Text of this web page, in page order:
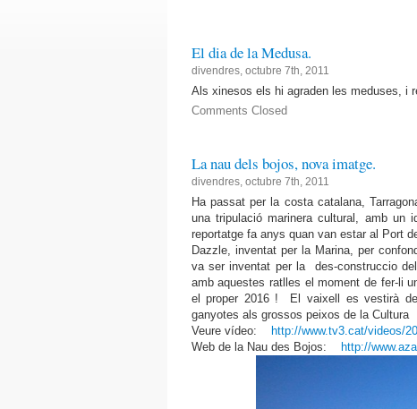
El dia de la Medusa.
divendres, octubre 7th, 2011
Als xinesos els hi agraden les meduses, i
Comments Closed
La nau dels bojos, nova imatge.
divendres, octubre 7th, 2011
Ha passat per la costa catalana,
una tripulació marinera cultural, amb
reportatge fa anys quan van estar al Port
Dazzle, inventat per la Marina, per
va ser inventat per la des-construccio
amb aquestes ratlles el moment de fer-li
el proper 2016 ! El vaixell es vestirà
ganyotes als grossos peixos de la Cultura
Veure vídeo:
http://www.tv3.cat/videos/
Web de la Nau des Bojos:
http://